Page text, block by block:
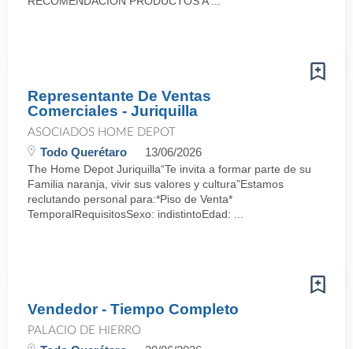
Representante De Ventas
Comerciales - Juriquilla
ASOCIADOS HOME DEPOT
Todo Querétaro 13/06/2026
The Home Depot Juriquilla“Te invita a formar parte de su
Familia naranja, vivir sus valores y cultura”Estamos
reclutando personal para:*Piso de Venta*
TemporalRequisitosSexo: indistintoEdad: ...
Vendedor - Tiempo Completo
PALACIO DE HIERRO